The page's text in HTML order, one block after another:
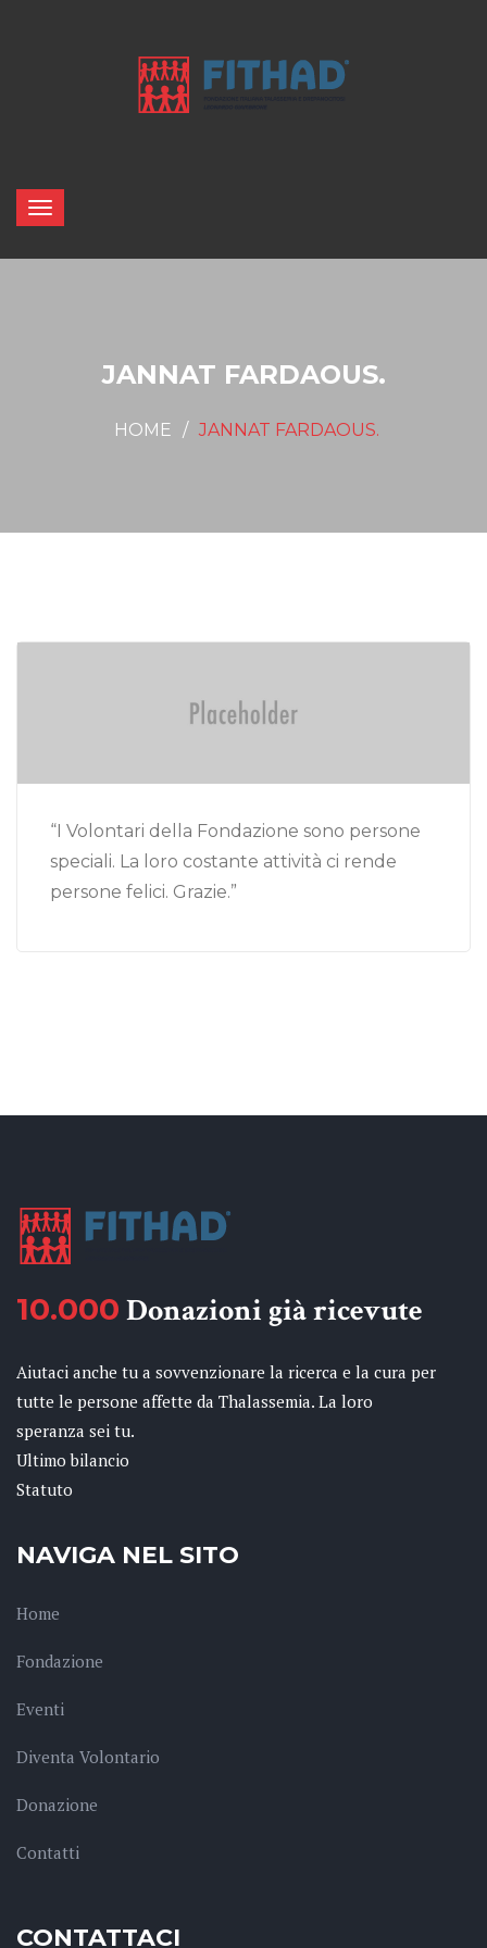
JANNAT FARDAOUS.
HOME JANNAT FARDAOUS.
“I Volontari della Fondazione sono persone
speciali. La loro costante attività ci rende
persone felici. Grazie.”
10.000 Donazioni già ricevute
Aiutaci anche tu a sovvenzionare la ricerca e la cura per
tutte le persone affette da Thalassemia. La loro
speranza sei tu.
Ultimo bilancio
Statuto
NAVIGA NEL SITO
Home
Fondazione
Eventi
Diventa Volontario
Donazione
Contatti
CONTATTACI